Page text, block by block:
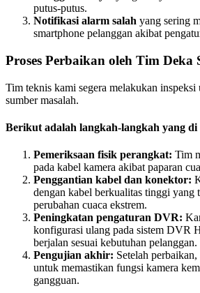
putus-putus.
Notifikasi alarm salah yang sering
smartphone pelanggan akibat
Proses Perbaikan oleh Tim Deka
Tim teknis kami segera melakukan
sumber masalah.
Berikut adalah langkah-langkah yang
Pemeriksaan fisik perangkat: Tim
pada kabel kamera akibat paparan
Penggantian kabel dan konektor:
dengan kabel berkualitas tinggi yang
perubahan cuaca ekstrem.
Peningkatan pengaturan DVR:
konfigurasi ulang pada sistem DVR
berjalan sesuai kebutuhan pelanggan.
Pengujian akhir: Setelah
untuk memastikan fungsi kamera
gangguan.